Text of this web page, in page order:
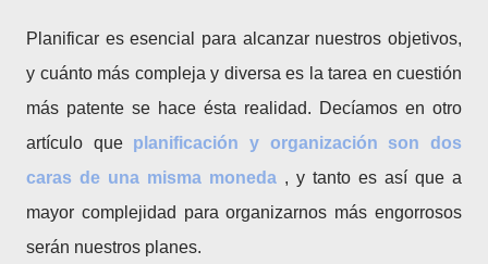
Planificar es esencial para alcanzar nuestros objetivos,
y cuánto más compleja y diversa es la tarea en cuestión
más patente se hace ésta realidad. Decíamos en otro
artículo que planificación y organización son dos
caras de una misma moneda , y tanto es así que a
mayor complejidad para organizarnos más engorrosos
serán nuestros planes.